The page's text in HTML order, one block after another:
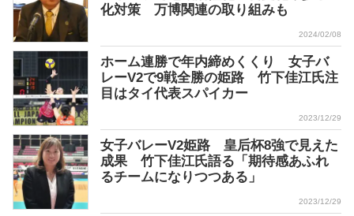
化対策 万博関連の取り組みも
2024/02/08
ホーム連勝で年内締めくくり 女子バ
レーV2で9戦全勝の姫路 竹下佳江氏注
目はタイ代表スパイカー
2023/12/29
女子バレーV2姫路 皇后杯8強で見えた
成果 竹下佳江氏語る「期待感あふれ
るチームになりつつある」
2023/12/29